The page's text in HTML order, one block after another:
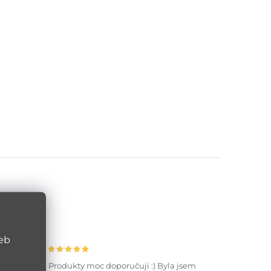
Produkty moc doporučuji :) Byla jsem